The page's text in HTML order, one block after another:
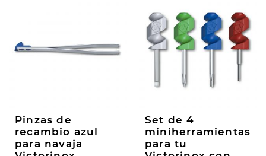
Pinzas de
recambio azul
para navaja
Set de 4
miniherramientas
para tu